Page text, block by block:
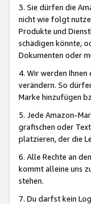
3. Sie dürfen die
nicht wie folgt
Produkte und
schädigen könnte,
Dokumenten oder
4. Wir werden
verändern. So
Marke hinzufügen
5. Jede Amazon-
grafischen oder
platzieren, der die
6. Alle Rechte an
kommt alleine uns
stehen.
7. Du darfst kein